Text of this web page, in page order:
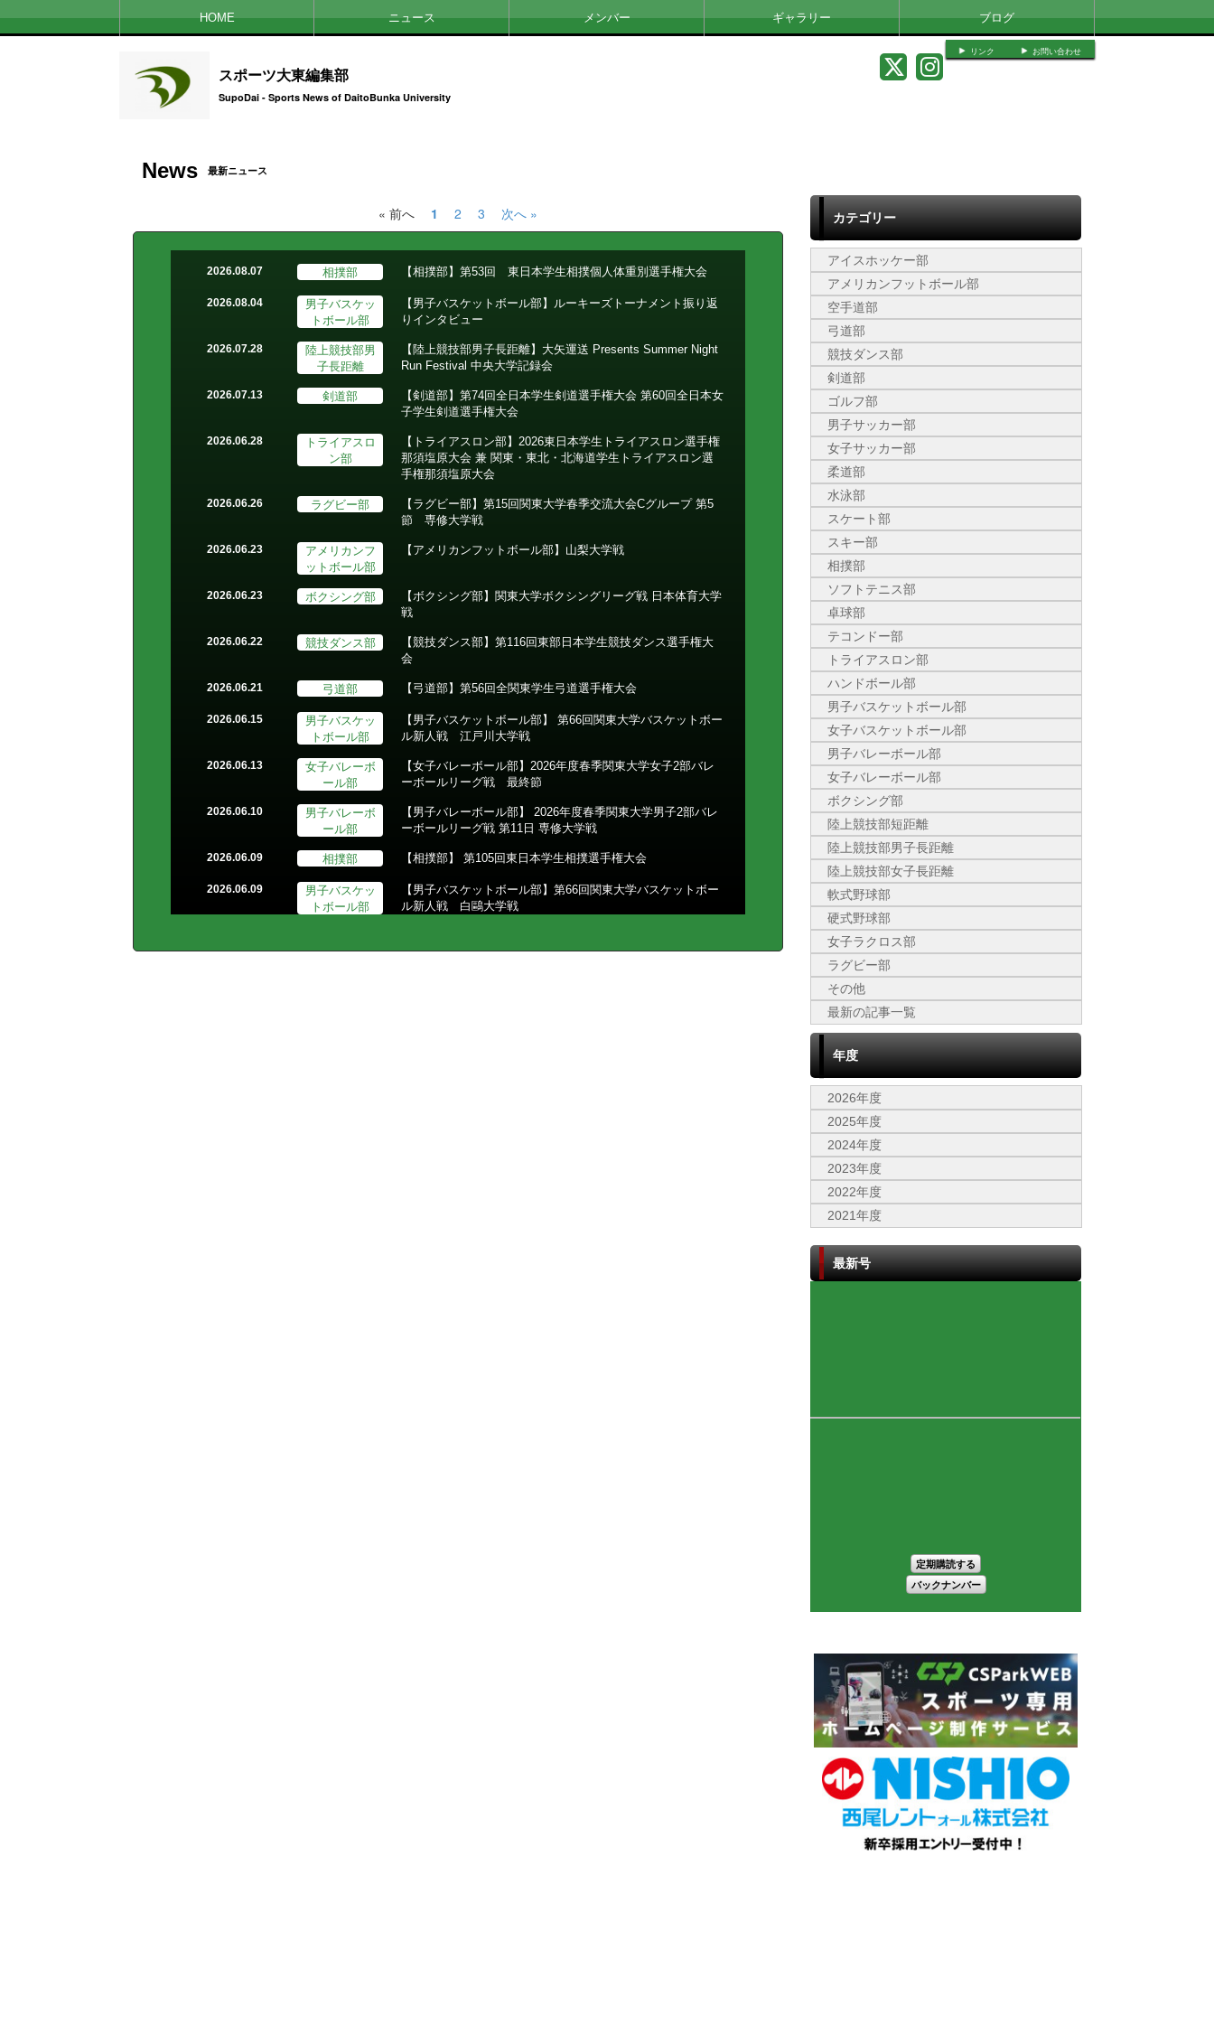
HOME ニュース メンバー ギャラリー ブログ
リンク お問い合わせ
スポーツ大東編集部
SupoDai - Sports News of DaitoBunka University
News 最新ニュース
« 前へ 1 2 3 次へ »
2026.08.07 相撲部 【相撲部】第53回 東日本学生相撲個人体重別選手権大会
2026.08.04
男子バスケッ
トボール部
【男子バスケットボール部】ルーキーズトーナメント振り返
りインタビュー
2026.07.28
陸上競技部男
子長距離
【陸上競技部男子長距離】大矢運送 Presents Summer Night
Run Festival 中央大学記録会
2026.07.13 剣道部
【剣道部】第74回全日本学生剣道選手権大会 第60回全日本女
子学生剣道選手権大会
2026.06.28
トライアスロ
ン部
【トライアスロン部】2026東日本学生トライアスロン選手権
那須塩原大会 兼 関東・東北・北海道学生トライアスロン選
手権那須塩原大会
2026.06.26 ラグビー部
【ラグビー部】第15回関東大学春季交流大会Cグループ 第5
節 専修大学戦
2026.06.23
アメリカンフ
ットボール部
【アメリカンフットボール部】山梨大学戦
2026.06.23 ボクシング部
【ボクシング部】関東大学ボクシングリーグ戦 日本体育大学
戦
2026.06.22 競技ダンス部
【競技ダンス部】第116回東部日本学生競技ダンス選手権大
会
2026.06.21 弓道部 【弓道部】第56回全関東学生弓道選手権大会
2026.06.15
男子バスケッ
トボール部
【男子バスケットボール部】 第66回関東大学バスケットボー
ル新人戦 江戸川大学戦
2026.06.13
女子バレーボ
ール部
【女子バレーボール部】2026年度春季関東大学女子2部バレ
ーボールリーグ戦 最終節
2026.06.10
男子バレーボ
ール部
【男子バレーボール部】 2026年度春季関東大学男子2部バレ
ーボールリーグ戦 第11日 専修大学戦
2026.06.09 相撲部 【相撲部】 第105回東日本学生相撲選手権大会
2026.06.09
男子バスケッ
トボール部
【男子バスケットボール部】第66回関東大学バスケットボー
ル新人戦 白鷗大学戦
カテゴリー
アイスホッケー部
アメリカンフットボール部
空手道部
弓道部
競技ダンス部
剣道部
ゴルフ部
男子サッカー部
女子サッカー部
柔道部
水泳部
スケート部
スキー部
相撲部
ソフトテニス部
卓球部
テコンドー部
トライアスロン部
ハンドボール部
男子バスケットボール部
女子バスケットボール部
男子バレーボール部
女子バレーボール部
ボクシング部
陸上競技部短距離
陸上競技部男子長距離
陸上競技部女子長距離
軟式野球部
硬式野球部
女子ラクロス部
ラグビー部
その他
最新の記事一覧
年度
2026年度
2025年度
2024年度
2023年度
2022年度
2021年度
最新号
定期購読する
バックナンバー